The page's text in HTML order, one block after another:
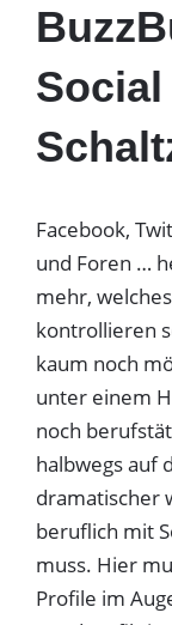
Facebook,
und Foren …
mehr,
kontrollieren
kaum noch
unter einem
noch
halbwegs auf
dramatischer
beruflich mit
muss. Hier
Profile im